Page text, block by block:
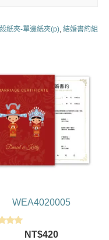
紙夾-單邊紙夾(p),結婚書約組
WEA4020005
NT$420